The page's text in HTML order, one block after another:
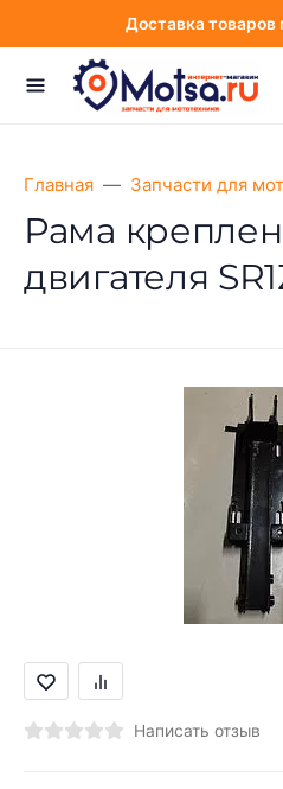
Доставка товаров
Главная Запчасти для
Рама
двигателя
Написать отзыв